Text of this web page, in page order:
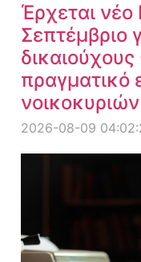
Έρχεται
Σεπτέμβριο
πραγματικό
νοικοκυριών
2026-08-09